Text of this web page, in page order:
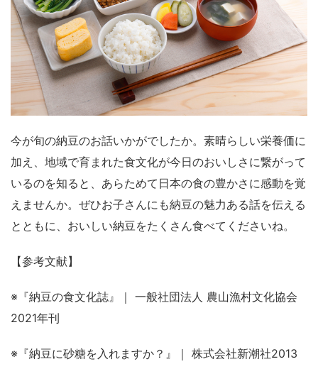
今が旬の納豆のお話いかがでしたか。素晴らしい栄養価に
加え、地域で育まれた食文化が今日のおいしさに繋がって
いるのを知ると、あらためて日本の食の豊かさに感動を覚
えませんか。ぜひお子さんにも納豆の魅力ある話を伝える
とともに、おいしい納豆をたくさん食べてくださいね。
【参考文献】
※『納豆の食文化誌』｜ 一般社団法人 農山漁村文化協会
2021年刊
※『納豆に砂糖を入れますか？』｜ 株式会社新潮社2013